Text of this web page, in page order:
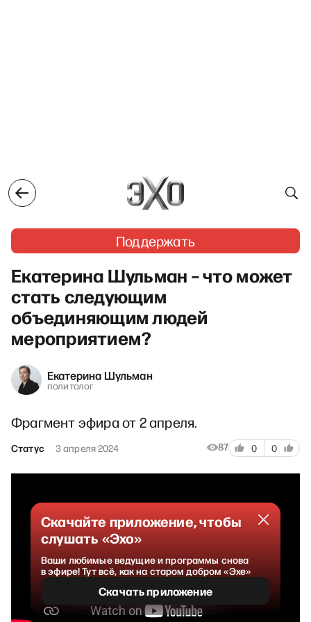
Поддержать
Екатерина Шульман – что может
стать следующим
объединяющим людей
мероприятием?
Екатерина Шульман
политолог
Фрагмент эфира от 2 апреля.
Статус 3 апреля 2024 87 0 0
Скачайте приложение, чтобы
слушать «Эхо»
Ваши любимые ведущие и программы снова
в эфире! Тут всё, как на старом добром «Эхе»
Скачать приложение